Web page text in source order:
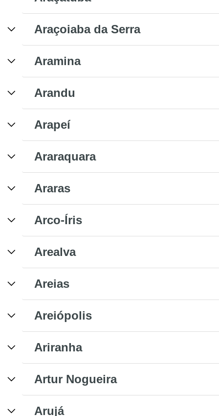
Araçoiaba da Serra
Aramina
Arandu
Arapeí
Araraquara
Araras
Arco-Íris
Arealva
Areias
Areiópolis
Ariranha
Artur Nogueira
Arujá